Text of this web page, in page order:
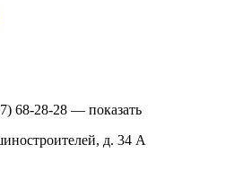
68-28-28 — показать
д. 34 А